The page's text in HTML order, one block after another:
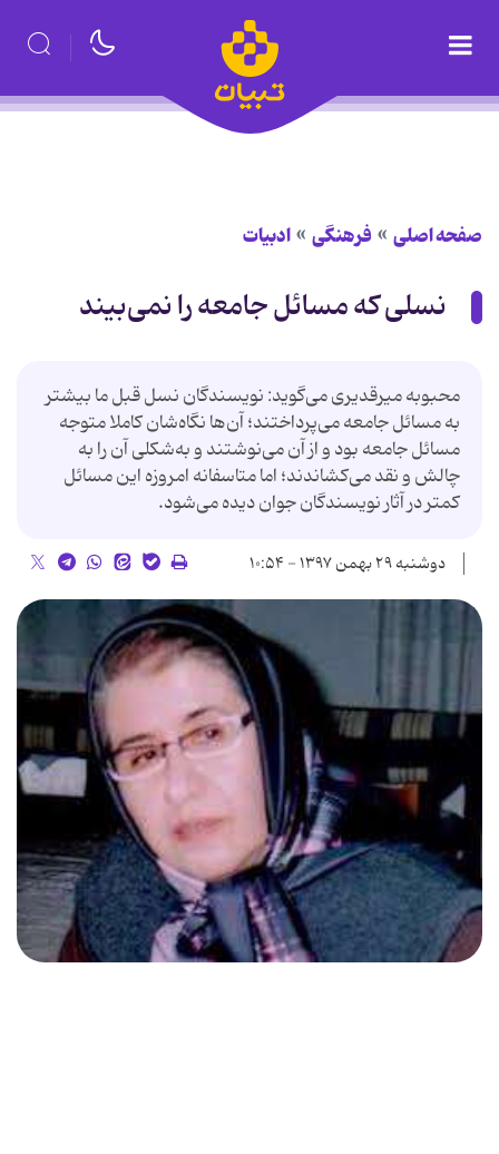
صفحه اصلی فرهنگی ادبیات
نسلی که مسائل جامعه را نمی‌بیند
محبوبه میرقدیری می‌گوید: نویسندگان نسل قبل ما بیشتر
به مسائل جامعه می‌پرداختند؛ آن‌ها نگاه‌شان کاملا متوجه
مسائل جامعه بود و از آن می‌نوشتند و به‌شکلی آن را به
چالش و نقد می‌کشاندند؛ اما متاسفانه امروزه این مسائل
کمتر در آثار نویسندگان جوان دیده می‌شود.
دوشنبه ۲۹ بهمن ۱۳۹۷ - ۱۰:۵۴